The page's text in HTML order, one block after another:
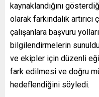
kaynaklandığını
olarak farkındalık artırıcı
çalışanlara başvuru
bilgilendirmelerin
ve ekipler için düzenli
fark edilmesi ve doğru
hedeflendiğini söyledi.